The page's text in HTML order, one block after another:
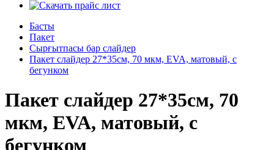
Басты
Пакет
Сырғытпасы бар слайдер
Пакет слайдер 27*35см, 70 мкм, EVA, матовый, с
бегунком
Пакет слайдер 27*35см, 70
мкм, EVA, матовый, с
бегунком